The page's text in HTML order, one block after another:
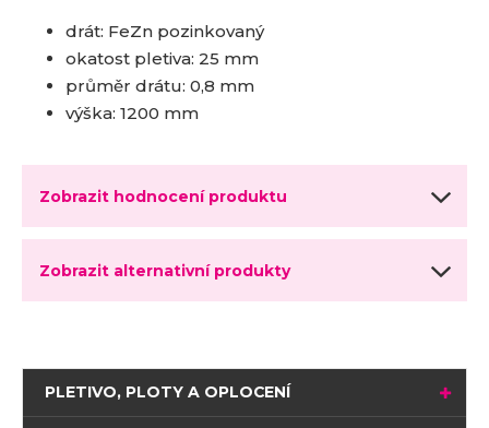
drát: FeZn pozinkovaný
okatost pletiva: 25 mm
průměr drátu: 0,8 mm
výška: 1200 mm
Zobrazit hodnocení produktu
Zobrazit alternativní produkty
PLETIVO, PLOTY A OPLOCENÍ